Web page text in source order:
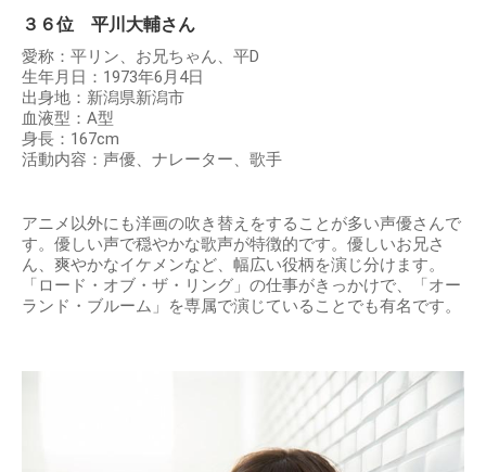
３６位 平川大輔さん
愛称：平リン、お兄ちゃん、平D
生年月日：1973年6月4日
出身地：新潟県新潟市
血液型：A型
身長：167cm
活動内容：声優、ナレーター、歌手
アニメ以外にも洋画の吹き替えをすることが多い声優さんで
す。優しい声で穏やかな歌声が特徴的です。優しいお兄さ
ん、爽やかなイケメンなど、幅広い役柄を演じ分けます。
「ロード・オブ・ザ・リング」の仕事がきっかけで、「オー
ランド・ブルーム」を専属で演じていることでも有名です。